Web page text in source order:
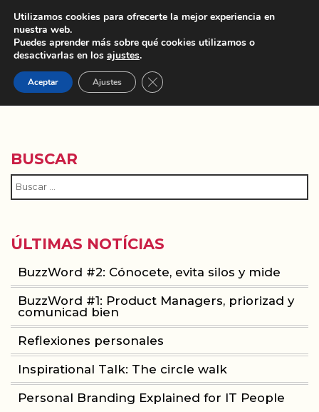
SPIN-OFF
BUSCAR
ÚLTIMAS NOTÍCIAS
BuzzWord #2: Cónocete, evita silos y mide
BuzzWord #1: Product Managers, priorizad y
comunicad bien
Reflexiones personales
Inspirational Talk: The circle walk
Personal Branding Explained for IT People
Utilizamos cookies para ofrecerte la mejor experiencia en
nuestra web.
Puedes aprender más sobre qué cookies utilizamos o
desactivarlas en los ajustes.
Aceptar Ajustes Cerrar el banner de cookies RGPD